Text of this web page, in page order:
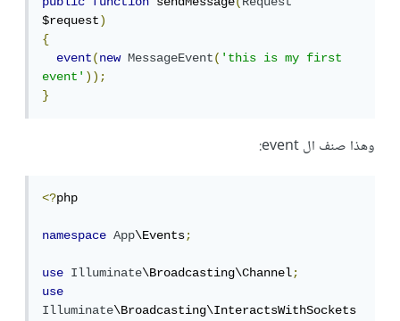
$request)
{
event(new MessageEvent('this is my first
event'));
}
وهذا صنف ال event:
<?php
namespace App\Events;
use Illuminate\Broadcasting\Channel;
use
Illuminate\Broadcasting\InteractsWithSockets